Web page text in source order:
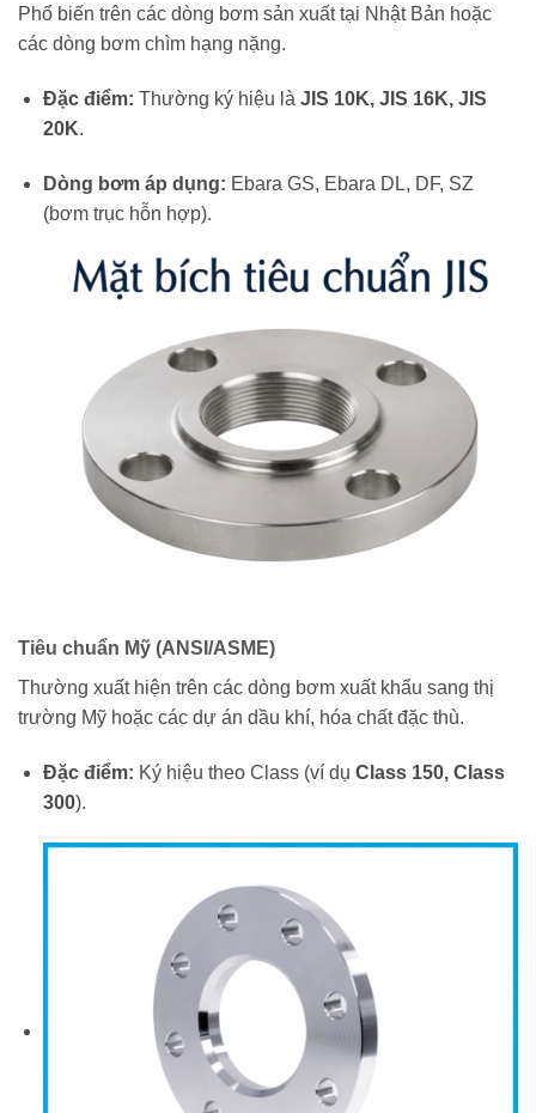
Phổ biến trên các dòng bơm sản xuất tại Nhật Bản hoặc
các dòng bơm chìm hạng nặng.
Đặc điểm: Thường ký hiệu là JIS 10K, JIS 16K, JIS
20K.
Dòng bơm áp dụng: Ebara GS, Ebara DL, DF, SZ
(bơm trục hỗn hợp).
Tiêu chuẩn Mỹ (ANSI/ASME)
Thường xuất hiện trên các dòng bơm xuất khẩu sang thị
trường Mỹ hoặc các dự án dầu khí, hóa chất đặc thù.
Đặc điểm: Ký hiệu theo Class (ví dụ Class 150, Class
300).